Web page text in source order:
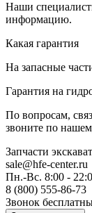
Наши
информацию.
Какая гарантия
На запасные
Гарантия на
По вопросам,
звоните по
Запчасти
sale@hfe-center.ru
Пн.-Вс. 8:00 -
8 (800) 555-86-73
Звонок